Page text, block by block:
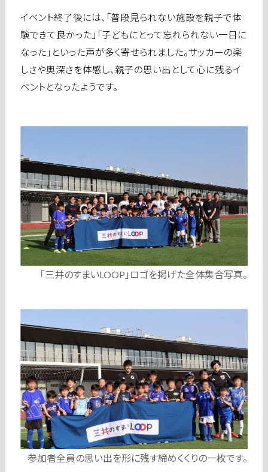
イベント終了後には、「普段見られない施設を親子で体
験できて良かった」「子どもにとって忘れられない一日に
なった」といった声が多く寄せられました。サッカーの楽
しさや奥深さを体感し、親子の思い出として心に残るイ
ベントとなったようです。
「三井のすまいLOOP」ロゴを掲げた全体集合写真。
参加者全員の思い出を形に残す締めくくりの一枚です。